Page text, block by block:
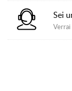
Sei
Verrai